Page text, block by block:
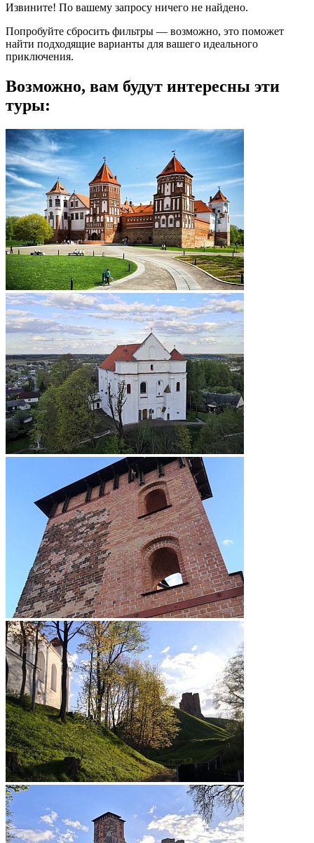
Извините! По вашему запросу ничего не найдено.
Попробуйте сбросить фильтры — возможно, это поможет
найти подходящие варианты для вашего идеального
приключения.
Возможно, вам будут интересны эти
туры: